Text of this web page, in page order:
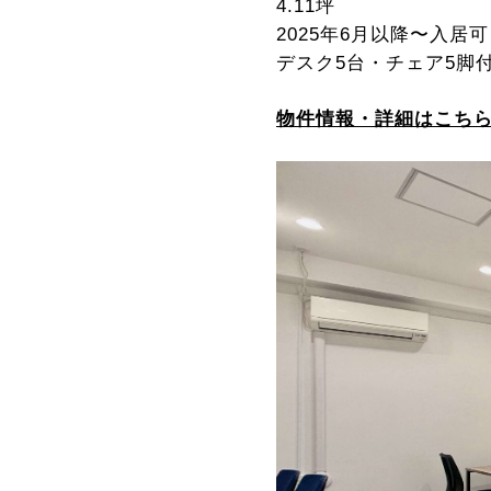
4.11坪
2025年6月以降〜入居可
デスク5台・チェア5脚
物件情報・詳細はこち